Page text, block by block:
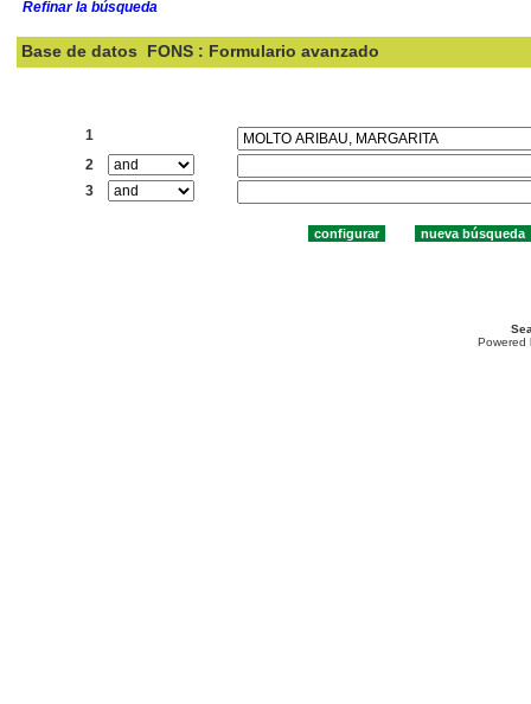
Refinar la búsqueda
Base de datos FONS : Formulario avanzado
1
2
3